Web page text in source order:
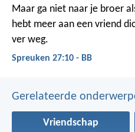
Maar ga niet naar je broer
hebt meer aan een vriend
ver weg.
Spreuken 27:10 - BB
Gerelateerde
Vriendschap